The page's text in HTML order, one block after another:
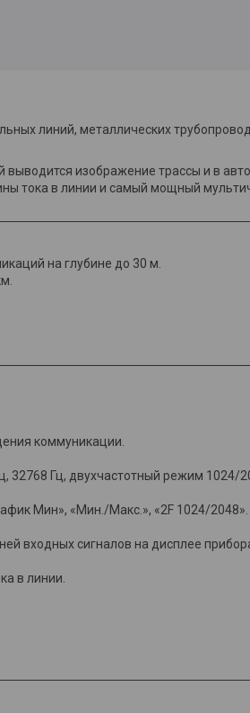
линий, металлических
изображение трассы и в
тока в линии и самый мощный
на глубине до 30 м.
коммуникации.
32768 Гц, двухчастотный режим 1024/
Мин», «Мин./Макс.», «2F 1024/2048».
входных сигналов на дисплее
в линии.